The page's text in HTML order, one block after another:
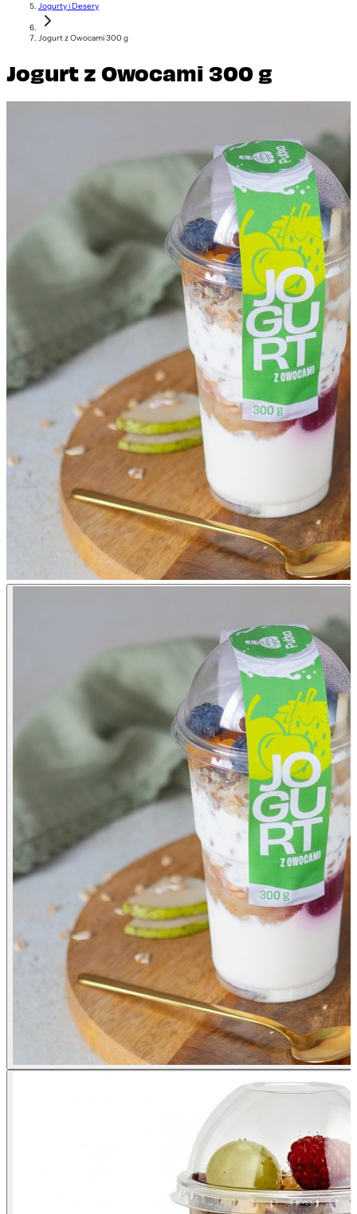
Jogurty i Desery
Jogurt z Owocami 300 g
Jogurt z Owocami 300 g